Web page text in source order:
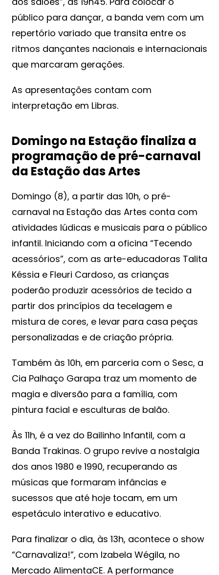
público para dançar, a banda vem com um
repertório variado que transita entre os
ritmos dançantes nacionais e internacionais
que marcaram gerações.
As apresentações contam com
interpretação em Libras.
Domingo na Estação finaliza a
programação de pré-carnaval
da Estação das Artes
Domingo (8), a partir das 10h, o pré-
carnaval na Estação das Artes conta com
atividades lúdicas e musicais para o público
infantil. Iniciando com a oficina “Tecendo
acessórios”, com as arte-educadoras Talita
Késsia e Fleuri Cardoso, as crianças
poderão produzir acessórios de tecido a
partir dos princípios da tecelagem e
mistura de cores, e levar para casa peças
personalizadas e de criação própria.
Também às 10h, em parceria com o Sesc, a
Cia Palhaço Garapa traz um momento de
magia e diversão para a família, com
pintura facial e esculturas de balão.
Às 11h, é a vez do Bailinho Infantil, com a
Banda Trakinas. O grupo revive a nostalgia
dos anos 1980 e 1990, recuperando as
músicas que formaram infâncias e
sucessos que até hoje tocam, em um
espetáculo interativo e educativo.
Para finalizar o dia, às 13h, acontece o show
“Carnavaliza!”, com Izabela Wégila, no
Mercado AlimentaCE. A performance